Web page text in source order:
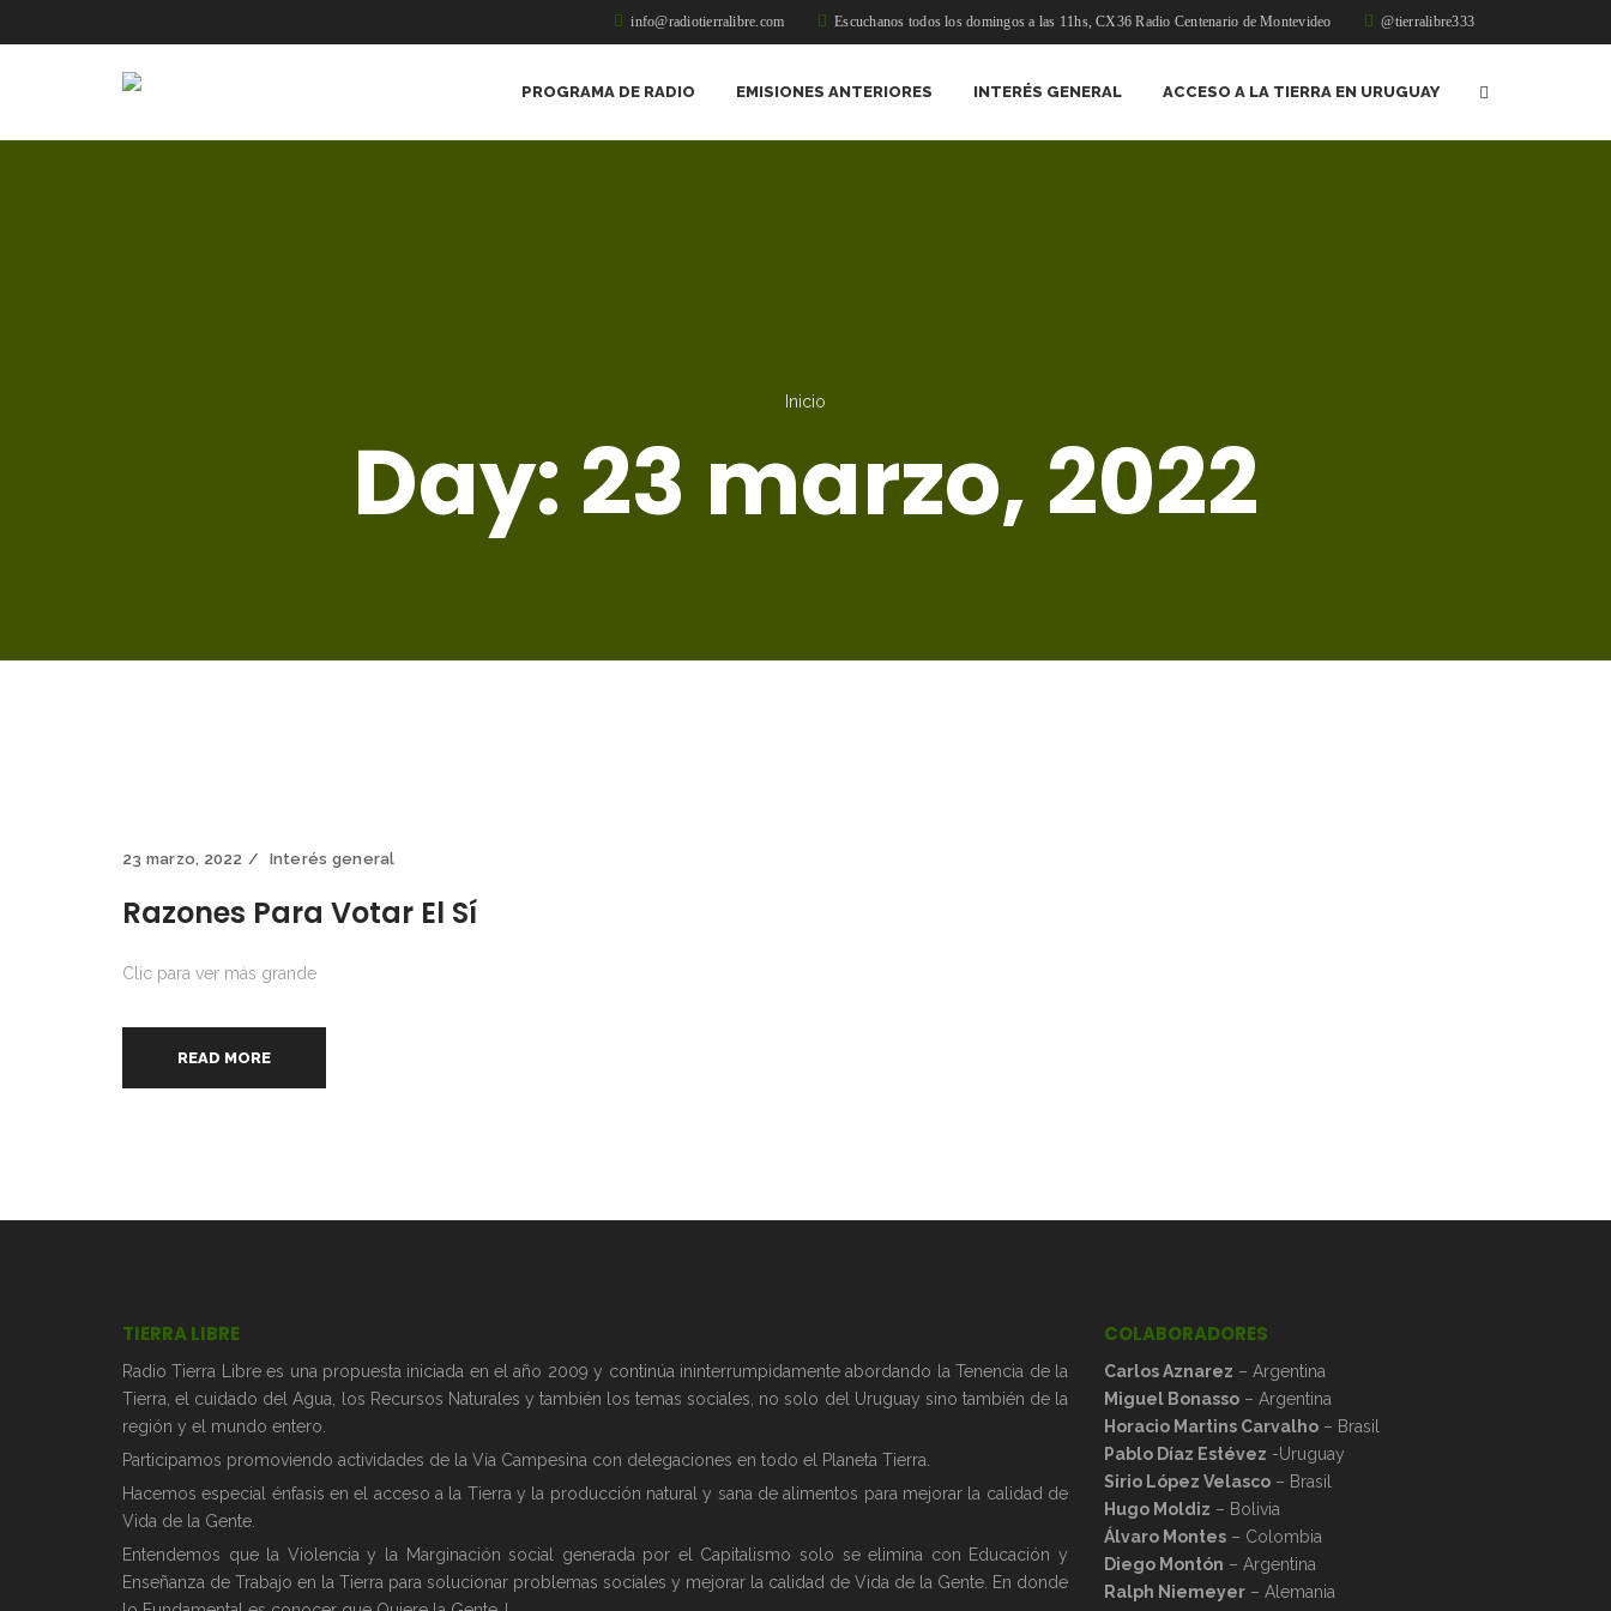
info@radiotierralibre.com Escuchanos todos los domingos a las 11hs, CX36 Radio Centenario de Montevideo @tierralibre333
PROGRAMA DE RADIO EMISIONES ANTERIORES INTERÉS GENERAL ACCESO A LA TIERRA EN URUGUAY
Inicio
Day: 23 marzo, 2022
23 marzo, 2022 Interés general
Razones Para Votar El Sí
Clic para ver más grande
READ MORE
TIERRA LIBRE
Radio Tierra Libre es una propuesta iniciada en el año 2009 y continúa ininterrumpidamente abordando la Tenencia de la
Tierra, el cuidado del Agua, los Recursos Naturales y también los temas sociales, no solo del Uruguay sino también de la
región y el mundo entero.
Participamos promoviendo actividades de la Vía Campesina con delegaciones en todo el Planeta Tierra.
Hacemos especial énfasis en el acceso a la Tierra y la producción natural y sana de alimentos para mejorar la calidad de
Vida de la Gente.
Entendemos que la Violencia y la Marginación social generada por el Capitalismo solo se elimina con Educación y
Enseñanza de Trabajo en la Tierra para solucionar problemas sociales y mejorar la calidad de Vida de la Gente. En donde
COLABORADORES
Carlos Aznarez – Argentina
Miguel Bonasso – Argentina
Horacio Martins Carvalho – Brasil
Pablo Díaz Estévez -Uruguay
Sirio López Velasco – Brasil
Hugo Moldiz – Bolivia
Álvaro Montes – Colombia
Diego Montón – Argentina
Ralph Niemeyer – Alemania